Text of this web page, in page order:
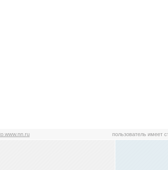
пользователь имеет